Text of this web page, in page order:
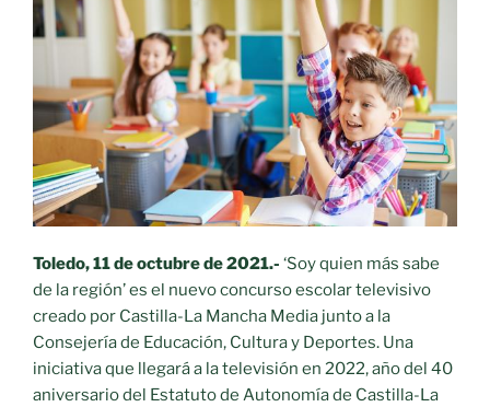
Infantil
y
Primaria
sobre
el
cuidado
del
medioambiente»
Toledo, 11 de octubre de 2021.- ‘Soy quien más sabe
de la región’ es el nuevo concurso escolar televisivo
creado por Castilla-La Mancha Media junto a la
Consejería de Educación, Cultura y Deportes. Una
iniciativa que llegará a la televisión en 2022, año del 40
aniversario del Estatuto de Autonomía de Castilla-La